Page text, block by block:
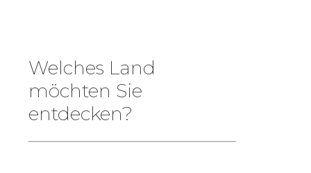
Welches Land
möchten Sie
entdecken?